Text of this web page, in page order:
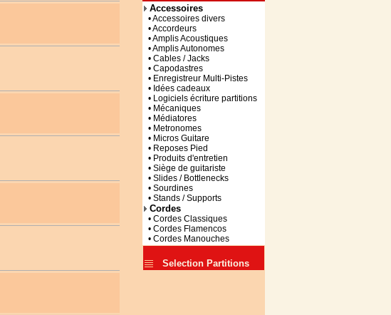
Accessoires
• Accessoires divers
• Accordeurs
• Amplis Acoustiques
• Amplis Autonomes
• Cables / Jacks
• Capodastres
• Enregistreur Multi-Pistes
• Idées cadeaux
• Logiciels écriture partitions
• Mécaniques
• Médiatores
• Metronomes
• Micros Guitare
• Reposes Pied
• Produits d'entretien
• Siège de guitariste
• Slides / Bottlenecks
• Sourdines
• Stands / Supports
Cordes
• Cordes Classiques
• Cordes Flamencos
• Cordes Manouches
Selection Partitions